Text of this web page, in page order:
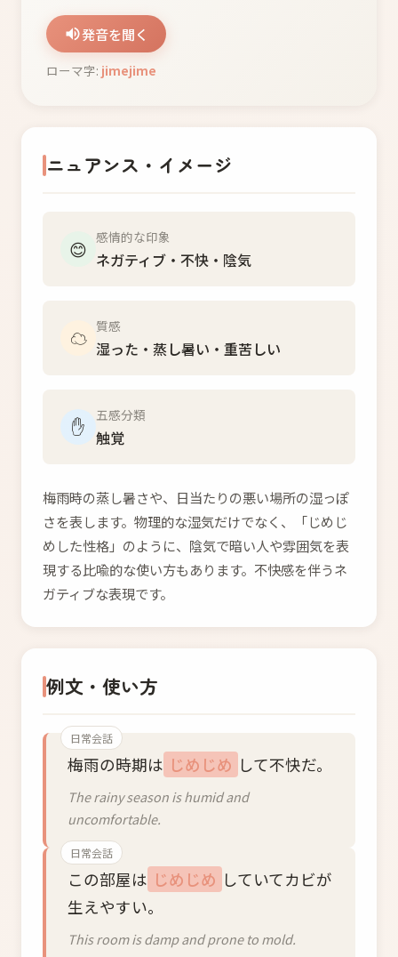
発音を聞く
ローマ字: jimejime
ニュアンス・イメージ
😊 感情的な印象
ネガティブ・不快・陰気
☁️ 質感
湿った・蒸し暑い・重苦しい
✋ 五感分類
触覚
梅雨時の蒸し暑さや、日当たりの悪い場所の湿っぽ
さを表します。物理的な湿気だけでなく、「じめじ
めした性格」のように、陰気で暗い人や雰囲気を表
現する比喩的な使い方もあります。不快感を伴うネ
ガティブな表現です。
例文・使い方
日常会話
梅雨の時期は じめじめ して不快だ。
The rainy season is humid and
uncomfortable.
日常会話
この部屋は じめじめ していてカビが
生えやすい。
This room is damp and prone to mold.